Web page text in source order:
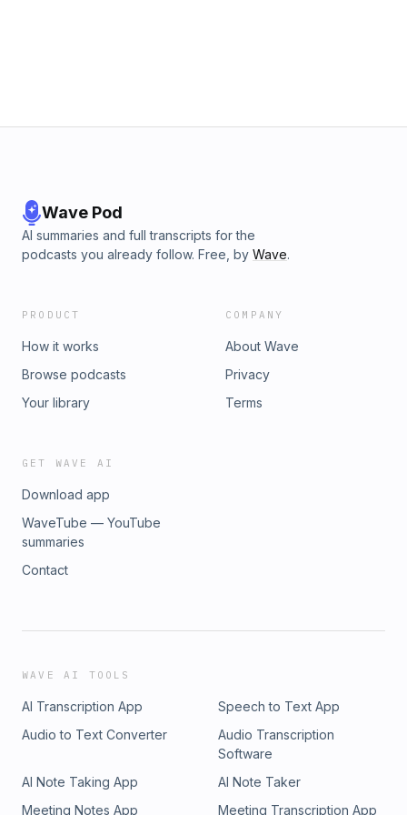
Wave Pod
AI summaries and full transcripts for the
podcasts you already follow. Free, by Wave.
PRODUCT
How it works
Browse podcasts
Your library
COMPANY
About Wave
Privacy
Terms
GET WAVE AI
Download app
WaveTube — YouTube
summaries
Contact
WAVE AI TOOLS
AI Transcription App
Speech to Text App
Audio to Text Converter
Audio Transcription
Software
AI Note Taking App
AI Note Taker
Meeting Notes App
Meeting Transcription App